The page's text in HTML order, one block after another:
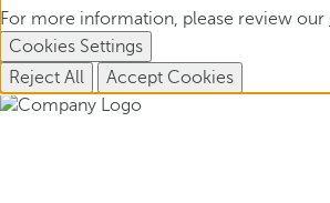
For more information, please review our
Cookies Settings
Reject All
Accept Cookies